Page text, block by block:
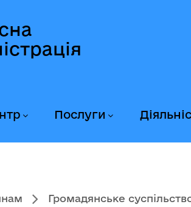
Послуги
Громадянське